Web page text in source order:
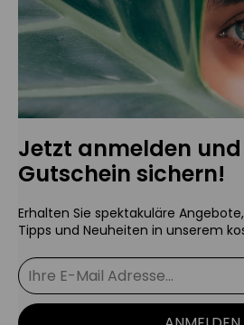
Jetzt anmelden und
Gutschein sichern!
Erhalten Sie spektakuläre
Tipps und Neuheiten in unserem